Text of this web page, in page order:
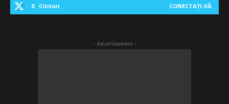
0 Cititori CONECTAȚI-VĂ
- Advertisement -